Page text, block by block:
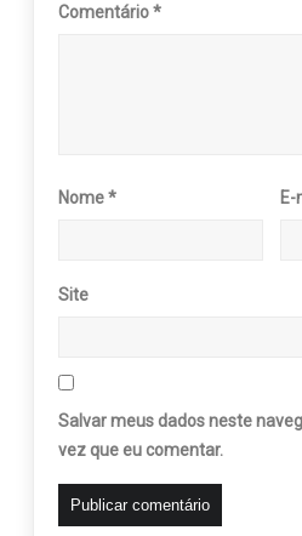
Comentário*
Nome*
Site
Salvar meus dados neste
vez que eu comentar.